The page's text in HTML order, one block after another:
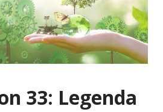
33: Legenda